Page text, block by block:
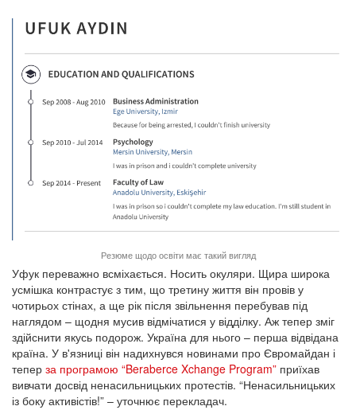
Резюме щодо освіти має такий вигляд
Уфук переважно всміхається. Носить окуляри. Щира широка
усмішка контрастує з тим, що третину життя він провів у
чотирьох стінах, а ще рік після звільнення перебував під
наглядом – щодня мусив відмічатися у відділку. Аж тепер зміг
здійснити якусь подорож. Україна для нього – перша відвідана
країна. У в'язниці він надихнувся новинами про Євромайдан і
тепер за програмою “Beraberce Xchange Program” приїхав
вивчати досвід ненасильницьких протестів. “Ненасильницьких
із боку активістів!” – уточнює перекладач.